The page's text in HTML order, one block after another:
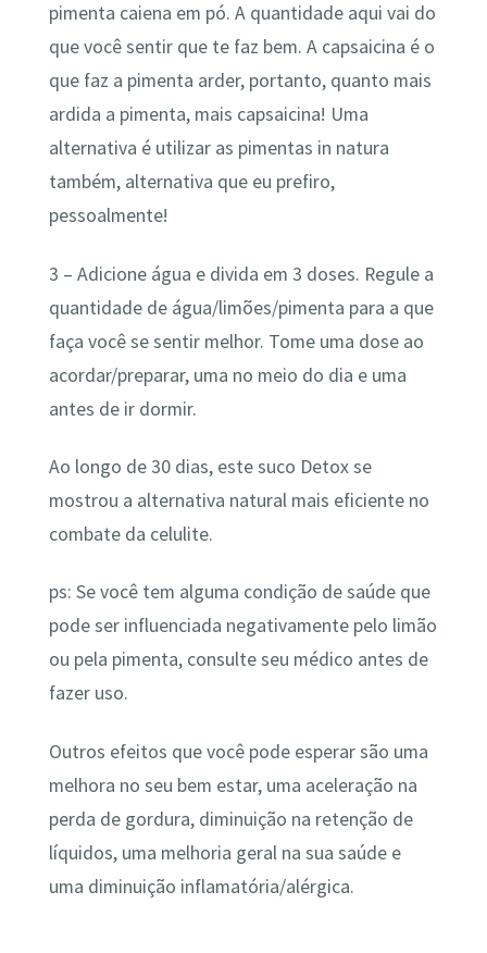
pimenta caiena em pó. A quantidade aqui vai do
que você sentir que te faz bem. A capsaicina é o
que faz a pimenta arder, portanto, quanto mais
ardida a pimenta, mais capsaicina! Uma
alternativa é utilizar as pimentas in natura
também, alternativa que eu prefiro,
pessoalmente!
3 – Adicione água e divida em 3 doses. Regule a
quantidade de água/limões/pimenta para a que
faça você se sentir melhor. Tome uma dose ao
acordar/preparar, uma no meio do dia e uma
antes de ir dormir.
Ao longo de 30 dias, este suco Detox se
mostrou a alternativa natural mais eficiente no
combate da celulite.
ps: Se você tem alguma condição de saúde que
pode ser influenciada negativamente pelo limão
ou pela pimenta, consulte seu médico antes de
fazer uso.
Outros efeitos que você pode esperar são uma
melhora no seu bem estar, uma aceleração na
perda de gordura, diminuição na retenção de
líquidos, uma melhoria geral na sua saúde e
uma diminuição inflamatória/alérgica.